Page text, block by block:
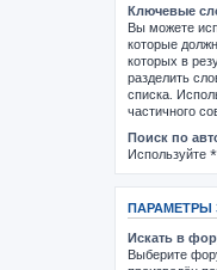
Ключевые
Вы можете
которые
которых в
разделить
списка.
частичного
Поиск по
Используйте
ПАРАМЕТРЫ
Искать в
Выберите